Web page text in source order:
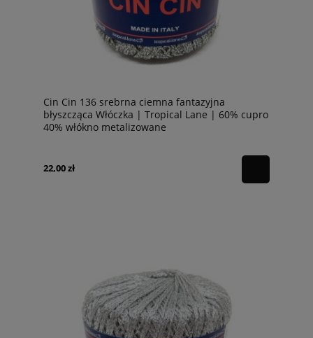
Cin Cin 136 srebrna ciemna fantazyjna
błyszcząca Włóczka | Tropical Lane | 60% cupro
40% włókno metalizowane
22,00 zł